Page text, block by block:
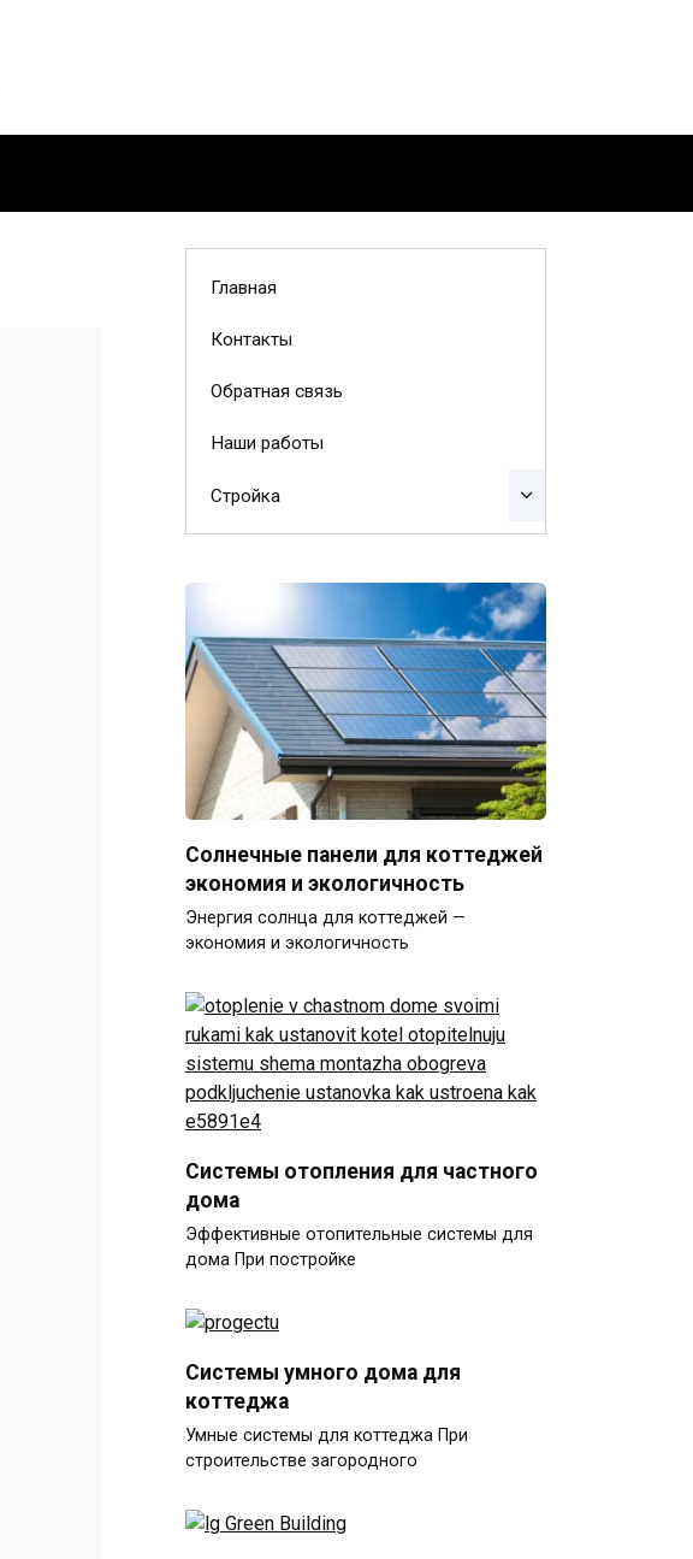
Главная
Контакты
Обратная связь
Наши работы
Стройка
Солнечные панели для коттеджей
экономия и экологичность
Энергия солнца для коттеджей —
экономия и экологичность
Системы отопления для частного
дома
Эффективные отопительные системы для
дома При постройке
Системы умного дома для
коттеджа
Умные системы для коттеджа При
строительстве загородного